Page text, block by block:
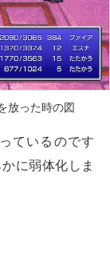
放った時の図
ているのです
に弱体化しま